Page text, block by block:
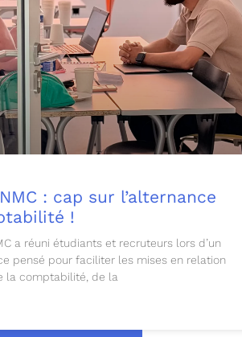
: cap sur l’alternance
!
a réuni étudiants et recruteurs lors d’un
pensé pour faciliter les mises en relation
la comptabilité, de la